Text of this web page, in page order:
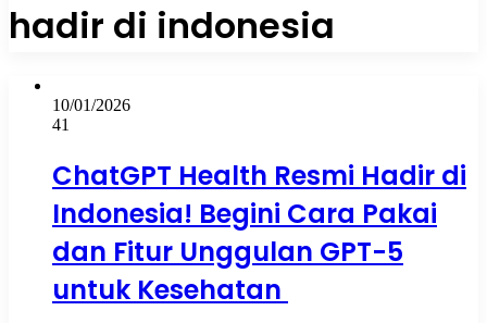
hadir di indonesia
10/01/2026
41
ChatGPT Health Resmi Hadir di
Indonesia! Begini Cara Pakai
dan Fitur Unggulan GPT-5
untuk Kesehatan